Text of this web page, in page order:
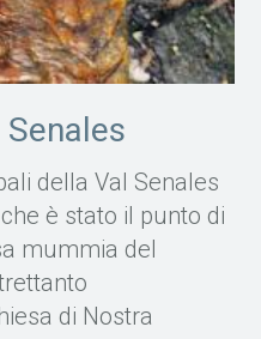
della Val Senales
è stato il punto di
mummia del
di Nostra